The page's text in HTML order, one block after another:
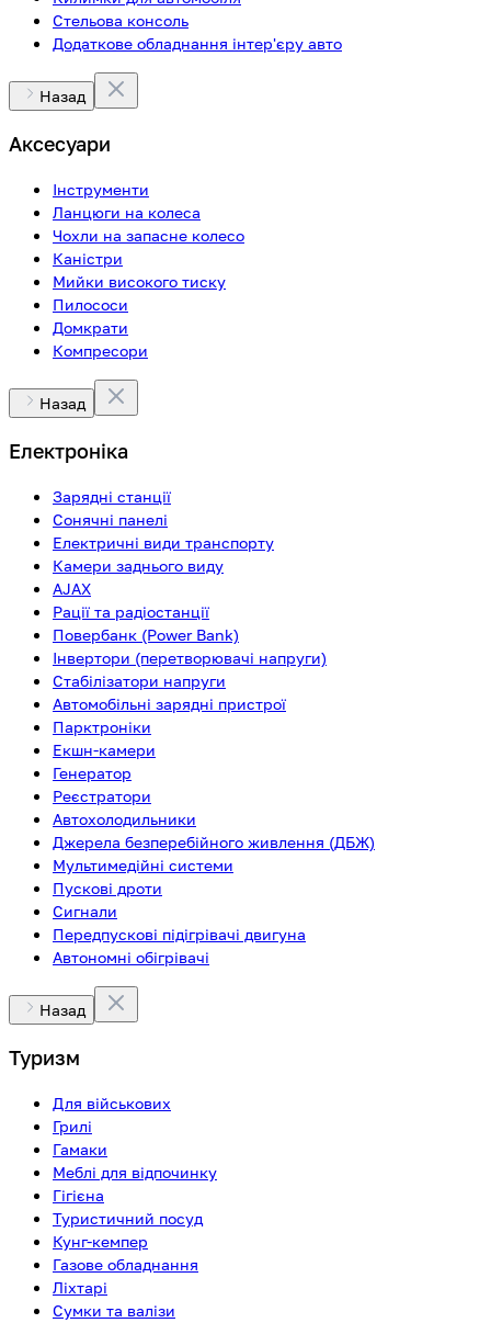
Стельова консоль
Додаткове обладнання інтер'єру авто
Назад
Аксесуари
Інструменти
Ланцюги на колеса
Чохли на запасне колесо
Каністри
Мийки високого тиску
Пилососи
Домкрати
Компресори
Назад
Електроніка
Зарядні станції
Сонячні панелі
Електричні види транспорту
Камери заднього виду
AJAX
Рації та радіостанції
Повербанк (Power Bank)
Інвертори (перетворювачі напруги)
Стабілізатори напруги
Автомобільні зарядні пристрої
Парктроніки
Екшн-камери
Генератор
Реєстратори
Автохолодильники
Джерела безперебійного живлення (ДБЖ)
Мультимедійні системи
Пускові дроти
Сигнали
Передпускові підігрівачі двигуна
Автономні обігрівачі
Назад
Туризм
Для військових
Грилі
Гамаки
Меблі для відпочинку
Гігієна
Туристичний посуд
Кунг-кемпер
Газове обладнання
Ліхтарі
Сумки та валізи